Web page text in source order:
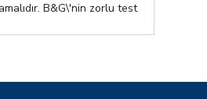
B&G\'nin zorlu test